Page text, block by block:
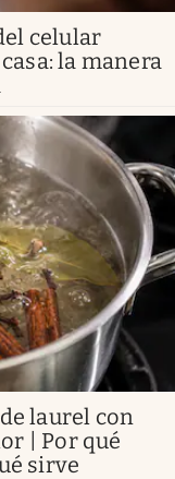
celular
la manera
laurel con
| Por qué
sirve